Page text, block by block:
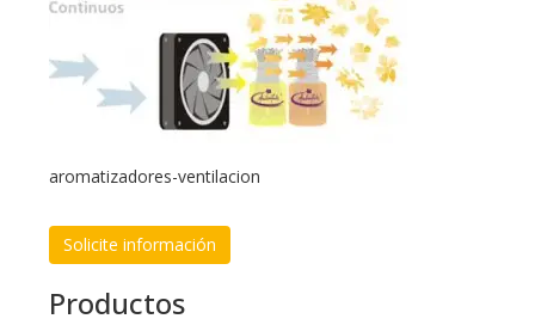
aromatizadores-ventilacion
Solicite información
Productos